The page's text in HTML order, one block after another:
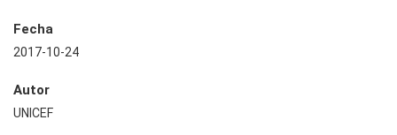
Fecha
2017-10-24
Autor
UNICEF